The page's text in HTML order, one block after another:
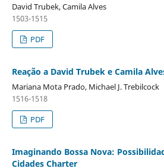
David Trubek, Camila Alves
1503-1515
PDF
Reação a David Trubek e Camila
Mariana Mota Prado, Michael J. Trebilcock
1516-1518
PDF
Imaginando Bossa Nova:
Cidades Charter